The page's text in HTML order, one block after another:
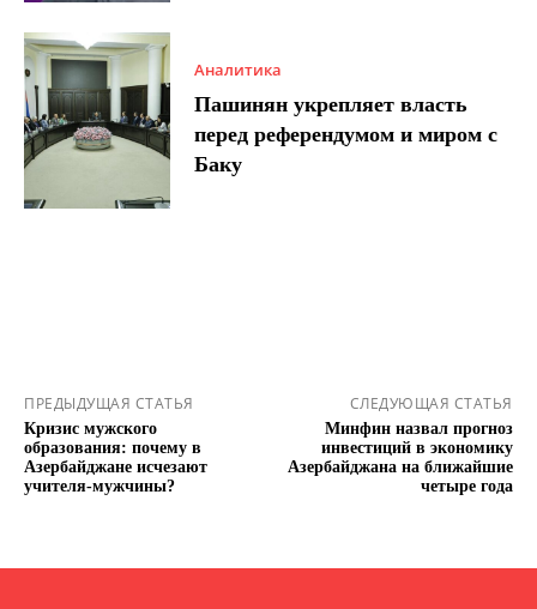
Аналитика
Пашинян укрепляет власть
перед референдумом и миром с
Баку
ПРЕДЫДУЩАЯ СТАТЬЯ
Кризис мужского
образования: почему в
Азербайджане исчезают
учителя-мужчины?
СЛЕДУЮЩАЯ СТАТЬЯ
Минфин назвал прогноз
инвестиций в экономику
Азербайджана на ближайшие
четыре года